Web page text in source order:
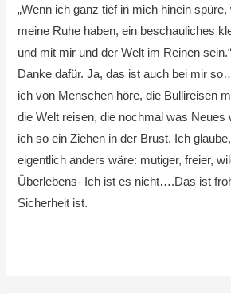
„Wenn ich ganz tief in mich hinein
meine Ruhe haben, ein beschauliches
und mit mir und der Welt im Reinen sein.“
Danke dafür. Ja, das ist auch bei mir
ich von Menschen höre, die Bullireisen
die Welt reisen, die nochmal was Neues
ich so ein Ziehen in der Brust. Ich
eigentlich anders wäre: mutiger, freier,
Überlebens- Ich ist es nicht….Das ist
Sicherheit ist.